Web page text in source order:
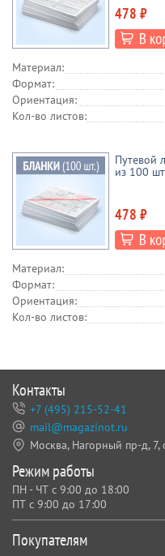
478 ₽
Материал:
Формат:
Ориентация:
Кол-во листов:
Путевой
из 100
478 ₽
Материал:
Формат:
Ориентация:
Кол-во листов:
Покупателям
Контакты
+7 (495) 215-52-41
mail@magazinot.ru
Москва, Нагорный пр-д, 7,
Режим работы
ПН - ЧТ с 9:00 до 18:00
ПТ с 9:00 до 17:00